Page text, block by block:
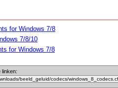
for Windows 7/8
7/8/10
for Windows 7/8
linken: